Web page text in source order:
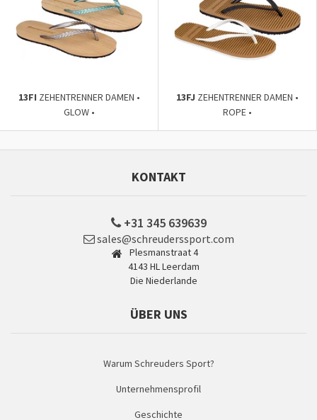
13FI ZEHENTRENNER DAMEN •
GLOW •
13FJ ZEHENTRENNER DAMEN •
ROPE •
KONTAKT
+31 345 639639
sales@schreuderssport.com
Plesmanstraat 4
4143 HL Leerdam
Die Niederlande
ÜBER UNS
Warum Schreuders Sport?
Unternehmensprofil
Geschichte